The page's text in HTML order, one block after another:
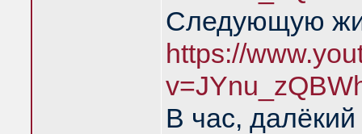
Следующую
https://
В час, далёкий